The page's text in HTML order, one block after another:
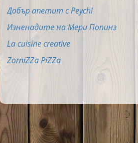
Добър апетит с Peych!
Изненадите на Мери Попинз
La cuisine creative
ZorniZZa PiZZa